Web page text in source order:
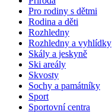
Pro rodiny s dětmi
Rodina a děti
Rozhledny
Rozhledny a vyhlídky
Skály a jeskyně
Ski areály
Skvosty
Sochy a památníky
Sport
Sportovní centra